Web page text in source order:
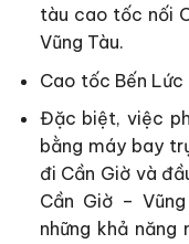
tàu cao tốc nối
Vũng Tàu.
Cao tốc Bến Lức
Đặc biệt, việc
bằng máy bay
đi Cần Giờ và
Cần Giờ –
những khả năng